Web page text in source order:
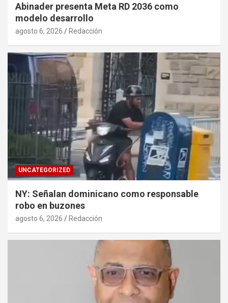
Abinader presenta Meta RD 2036 como
modelo desarrollo
agosto 6, 2026 Redacción
UNCATEGORIZED
NY: Señalan dominicano como responsable
robo en buzones
agosto 6, 2026 Redacción